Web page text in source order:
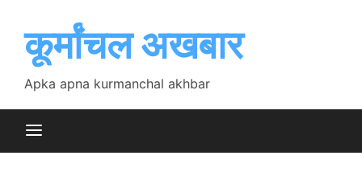
contentकूर्मांचल अखबार
Apka apna kurmanchal akhbar